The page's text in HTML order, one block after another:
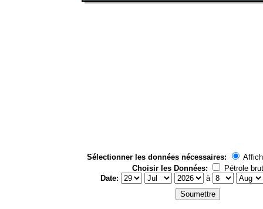
Sélectionner les données nécessaires:
Choisir les Données:
Pétrole brut
Date:
à